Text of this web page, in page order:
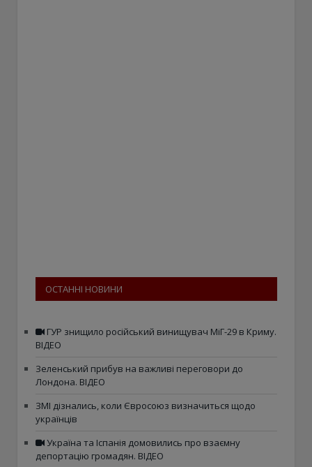
ОСТАННІ НОВИНИ
ГУР знищило російський винищувач МіГ-29 в Криму.
ВІДЕО
Зеленський прибув на важливі переговори до
Лондона. ВІДЕО
ЗМІ дізнались, коли Євросоюз визначиться щодо
українців
Україна та Іспанія домовились про взаємну
депортацію громадян. ВІДЕО